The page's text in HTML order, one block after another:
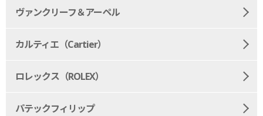
ヴァンクリーフ＆アーペル
カルティエ（Cartier）
ロレックス（ROLEX）
パテックフィリップ